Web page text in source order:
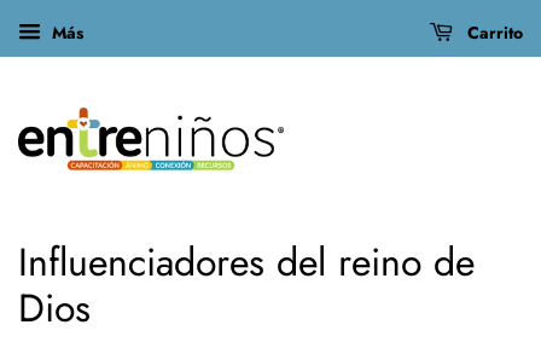
Más Carrito
Influenciadores del reino de
Dios